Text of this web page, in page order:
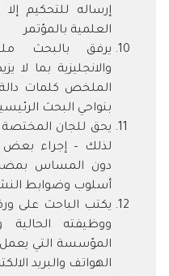
إرساله للتحكيم
العلمية بالمؤتمر
يرفق بالبحث
بنواحي البحث
يحق للجان المختصة
لذلك – إجراء بعض
دون المساس
أسلوب وضوابط
يكتب الباحث على
ووظيفته
المؤسسة التي يعمل
الهواتف والبريد